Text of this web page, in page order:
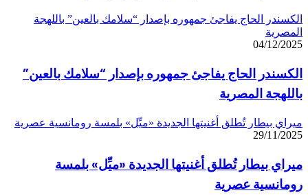
الكسندر الحاج يفاجئ جمهوره بإصدار “سلامك بالعين” باللهجة
المصرية
04/12/2025
الكسندر الحاج يفاجئ جمهوره بإصدار “سلامك بالعين”
باللهجة المصرية
ميراي بيطار تُطلق أغنيتها الجديدة «ميِّل» بلمسة رومانسية عصرية
29/11/2025
ميراي بيطار تُطلق أغنيتها الجديدة «ميِّل» بلمسة
رومانسية عصرية